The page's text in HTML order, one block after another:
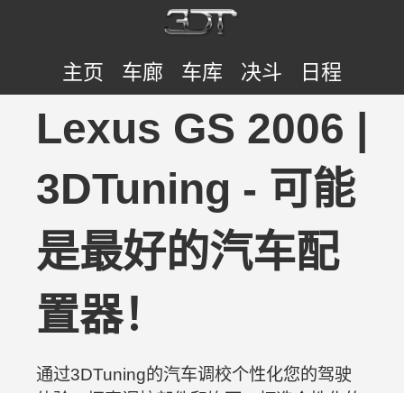
主页 车廊 车库 决斗 日程
Lexus GS 2006 |
3DTuning - 可能
是最好的汽车配
置器！
通过3DTuning的汽车调校个性化您的驾驶